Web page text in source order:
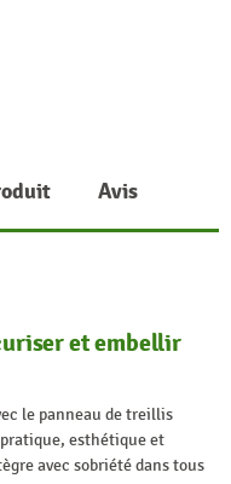
Avis
et embellir
le panneau de treillis
esthétique et
avec sobriété dans tous